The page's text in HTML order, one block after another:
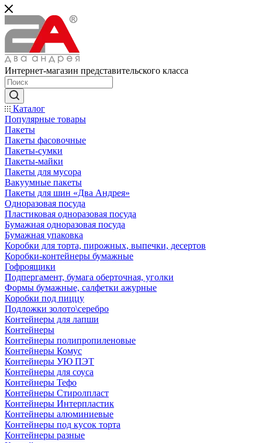
Интернет-магазин представительского класса
Каталог
Популярные товары
Пакеты
Пакеты фасовочные
Пакеты-сумки
Пакеты-майки
Пакеты для мусора
Вакуумные пакеты
Пакеты для шин «Два Андрея»
Одноразовая посуда
Пластиковая одноразовая посуда
Бумажная одноразовая посуда
Бумажная упаковка
Коробки для торта, пирожных, выпечки, десертов
Коробки-контейнеры бумажные
Гофроящики
Подпергамент, бумага оберточная, уголки
Формы бумажные, салфетки ажурные
Коробки под пиццу
Подложки золото\серебро
Контейнеры для лапши
Контейнеры
Контейнеры полипропиленовые
Контейнеры Комус
Контейнеры УЮ ПЭТ
Контейнеры для соуса
Контейнеры Тефо
Контейнеры Стиролпласт
Контейнеры Интерпластик
Контейнеры алюминиевые
Контейнеры под кусок торта
Контейнеры разные